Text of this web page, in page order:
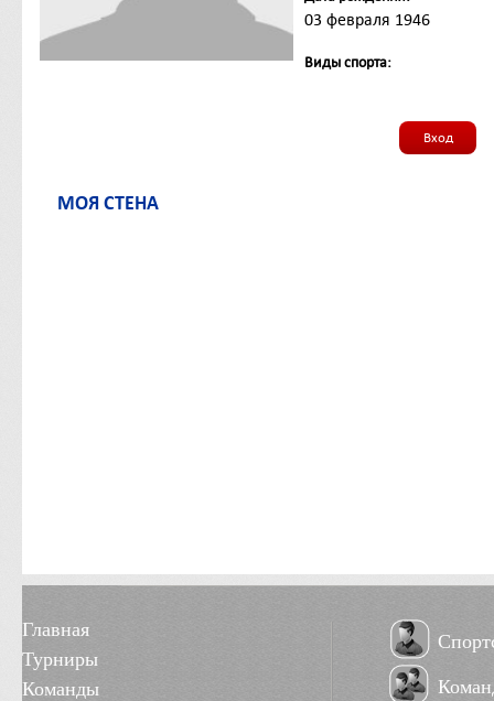
03 февраля 1946
Виды спорта:
Вход
МОЯ СТЕНА
Главная
Турниры
Команды